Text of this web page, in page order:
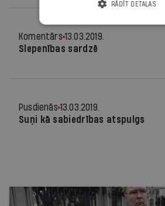
Komentārs 13.03.2019.
Slepenības sardzē
Pusdienās 13.03.2019.
Suņi kā sabiedrības atspulgs
RĀDĪT DETAĻAS